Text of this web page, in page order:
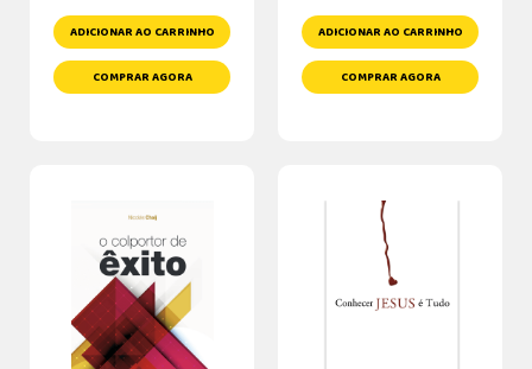
ADICIONAR AO CARRINHO
COMPRAR AGORA
ADICIONAR AO CARRINHO
COMPRAR AGORA